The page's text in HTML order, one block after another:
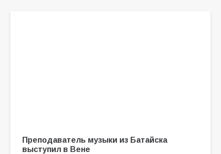
Преподаватель музыки из Батайска
выступил в Вене